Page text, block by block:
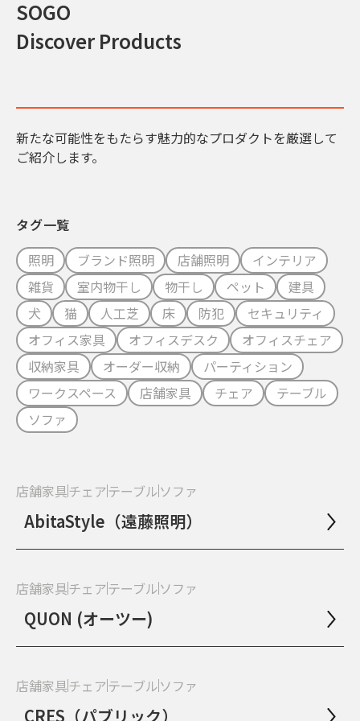
SOGO
Discover Products
新たな可能性をもたらす魅力的なプロダクトを厳選して
ご紹介します。
タグ一覧
照明
ブランド照明 店舗照明
インテリア
雑貨
室内物干し 物干し ペット
建具
犬
猫 人工芝 床 防犯
セキュリティ
オフィス家具
オフィスデスク
オフィスチェア
収納家具
オーダー収納
パーティション
ワークスペース
店舗家具 チェア
テーブル
ソファ
店舗家具チェアテーブルソファ
AbitaStyle（遠藤照明）
店舗家具チェアテーブルソファ
QUON (オーツー)
店舗家具チェアテーブルソファ
CRES（パブリック）